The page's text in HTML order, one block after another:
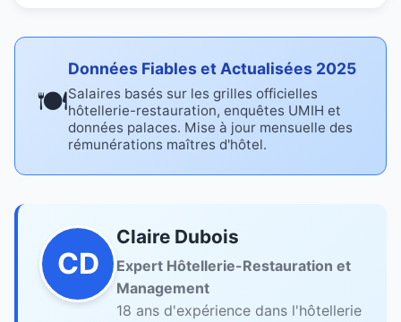
🍽️
Données Fiables et Actualisées 2025
Salaires basés sur les grilles officielles
hôtellerie-restauration, enquêtes UMIH et
données palaces. Mise à jour mensuelle des
rémunérations maîtres d'hôtel.
CD
Claire Dubois
Expert Hôtellerie-Restauration et
Management
18 ans d'expérience dans l'hôtellerie